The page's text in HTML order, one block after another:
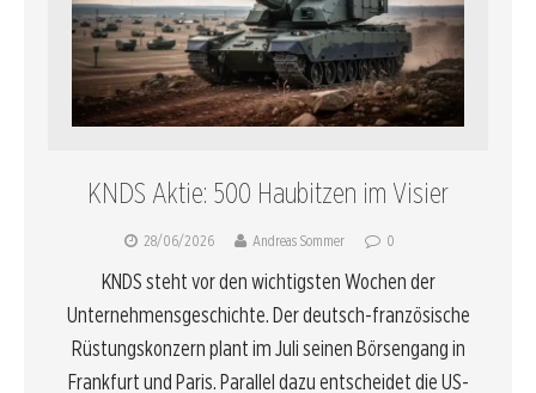
KNDS Aktie: 500 Haubitzen im Visier
28/06/2026 Andreas Sommer 0
KNDS steht vor den wichtigsten Wochen der
Unternehmensgeschichte. Der deutsch-französische
Rüstungskonzern plant im Juli seinen Börsengang in
Frankfurt und Paris. Parallel dazu entscheidet die US-